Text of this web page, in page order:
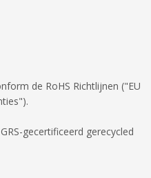
de RoHS Richtlijnen ("EU
gecertificeerd gerecycled